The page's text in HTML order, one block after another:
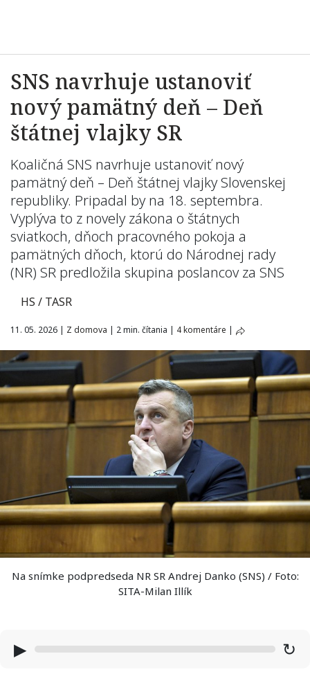
SNS navrhuje ustanoviť
nový pamätný deň – Deň
štátnej vlajky SR
Koaličná SNS navrhuje ustanoviť nový
pamätný deň – Deň štátnej vlajky Slovenskej
republiky. Pripadal by na 18. septembra.
Vyplýva to z novely zákona o štátnych
sviatkoch, dňoch pracovného pokoja a
pamätných dňoch, ktorú do Národnej rady
(NR) SR predložila skupina poslancov za SNS
HS / TASR
11. 05. 2026 | Z domova | 2 min. čítania | 4 komentáre |
Na snímke podpredseda NR SR Andrej Danko (SNS) / Foto:
SITA-Milan Illík
▶ ↻